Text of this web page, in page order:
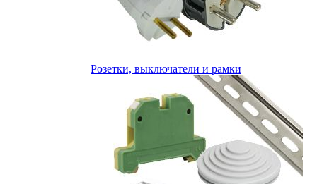
Розетки, выключатели и рамки